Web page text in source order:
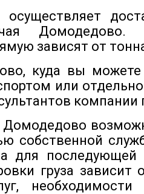
осуществляет
зависят от
куда вы можете
или
Домодедово
собственной
для последующей
груза зависит